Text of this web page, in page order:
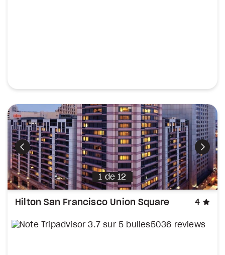
Précédent
1 de 12
Hilton San Francisco Union Square 4
5036 reviews